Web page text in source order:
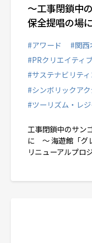
工事閉鎖中のサン
に ～ 海遊館「グ
リニューアルプロ
#アワード
#関西
#PRクリエイティ
#サステナビリテ
#シンボリックア
#ツーリズム・レ
～工事閉鎖中
保全提唱の場